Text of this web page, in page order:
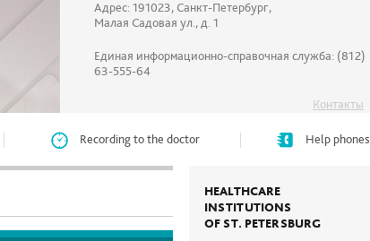
Адрес: 191023, Санкт-Петербург,
Малая Садовая ул., д. 1
Единая информационно-справочная служба: (812)
63-555-64
Контакты
Recording to the doctor Help phones
HEALTHCARE
INSTITUTIONS
OF ST. PETERSBURG